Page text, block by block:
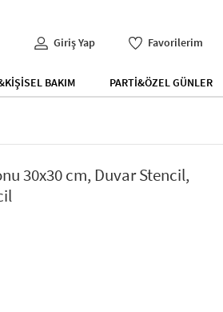
Giriş Yap Favorilerim
BAKIM PARTİ&ÖZEL GÜNLER
30x30 cm, Duvar Stencil,